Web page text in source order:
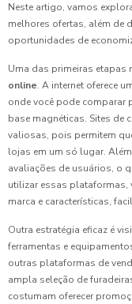
Neste artigo, vamos
melhores ofertas, além de
oportunidades de
Uma das primeiras etapas
online. A internet oferece
onde você pode comparar
base magnéticas. Sites de
valiosas, pois permitem
lojas em um só lugar.
avaliações de usuários, o
utilizar essas
marca e características,
Outra estratégia eficaz é
ferramentas e
outras plataformas de
ampla seleção de
costumam oferecer